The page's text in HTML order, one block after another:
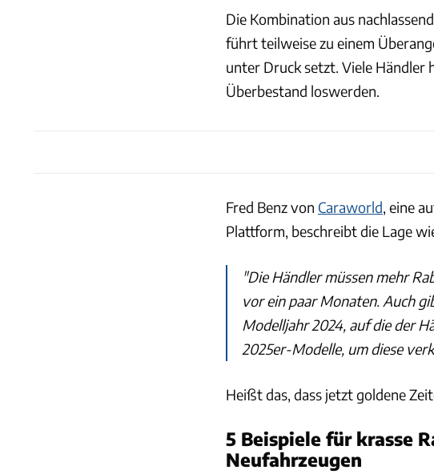
Die Kombination aus
führt teilweise zu einem
unter Druck setzt. Viele Händler
Überbestand loswerden.
Fred Benz von Caraworld , eine
Plattform, beschreibt die Lage
"Die Händler müssen mehr
vor ein paar Monaten. Auch
Modelljahr 2024, auf die der
2025er-Modelle, um diese
Heißt das, dass jetzt goldene
5 Beispiele für krasse
Neufahrzeugen